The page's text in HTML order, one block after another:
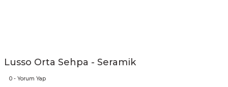
Lusso Orta Sehpa - Seramik
0 - Yorum Yap